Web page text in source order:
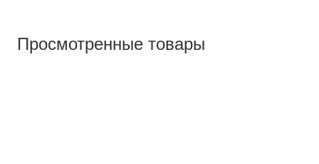
Просмотренные товары